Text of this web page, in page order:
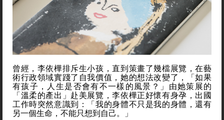
曾經，李依樺排斥生小孩，直到策畫了幾檔展覽，在藝
術行政領域實踐了自我價值，她的想法改變了，「如果
有孩子，人生是否會有不一樣的風景？」由她策展的
「溫柔的產出」赴美展覽，李依樺正好懷有身孕，出國
工作時突然意識到：「我的身體不只是我的身體，還有
另一個生命，不能只想到自己。」